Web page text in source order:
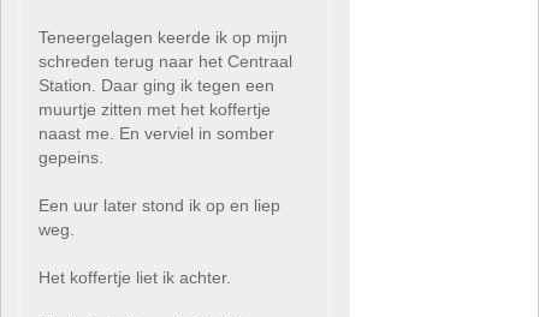
Teneergelagen keerde ik op mijn
schreden terug naar het Centraal
Station. Daar ging ik tegen een
muurtje zitten met het koffertje
naast me. En verviel in somber
gepeins.
Een uur later stond ik op en liep
weg.
Het koffertje liet ik achter.